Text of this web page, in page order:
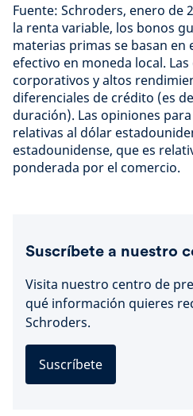
Fuente: Schroders, enero de
la renta variable, los bonos
materias primas se basan
efectivo en moneda local.
corporativos y altos
diferenciales de crédito (es
duración). Las opiniones
relativas al dólar
estadounidense, que es
ponderada por el comercio.
Suscríbete a nuestro
Visita nuestro centro de
qué información quieres
Schroders.
Suscríbete